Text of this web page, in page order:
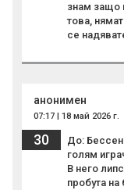
знам защо
това,
се
анонимен
07:17 | 18 май 2026 г.
30
До: Бессен
голям
В него
пробута